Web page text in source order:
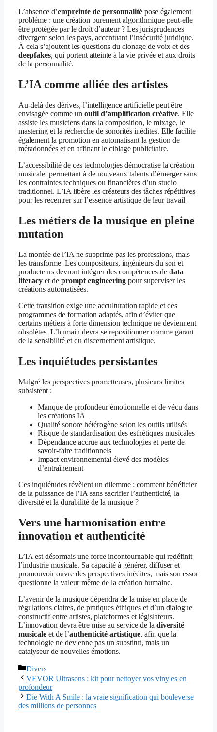
L’absence d’empreinte de personnalité pose également
problème : une création purement algorithmique peut-elle
être protégée par le droit d’auteur ? Les jurisprudences
divergent selon les pays, accentuant l’insécurité juridique.
À cela s’ajoutent les questions du clonage de voix et des
deepfakes, qui portent atteinte à la vie privée et aux droits
de la personnalité.
L’IA comme alliée des artistes
Au-delà des dérives, l’intelligence artificielle peut être
envisagée comme un outil d’amplification créative. Elle
assiste les musiciens dans la composition, le mixage, le
mastering et la recherche de sonorités inédites. Elle facilite
également la promotion en automatisant la gestion de
métadonnées et en affinant le ciblage publicitaire.
L’accessibilité de ces technologies démocratise la création
musicale, permettant à de nouveaux talents d’émerger sans
les contraintes techniques ou financières d’un studio
traditionnel. L’IA libère les créateurs des tâches répétitives
pour les recentrer sur l’essence artistique de leur travail.
Les métiers de la musique en pleine
mutation
La montée de l’IA ne supprime pas les professions, mais
les transforme. Les compositeurs, ingénieurs du son et
producteurs devront intégrer des compétences de data
literacy et de prompt engineering pour superviser les
créations automatisées.
Cette transition exige une acculturation rapide et des
programmes de formation adaptés, afin d’éviter que
certains métiers à forte dimension technique ne deviennent
obsolètes. L’humain devra se repositionner comme garant
de la sensibilité et du discernement artistique.
Les inquiétudes persistantes
Malgré les perspectives prometteuses, plusieurs limites
subsistent :
Manque de profondeur émotionnelle et de vécu dans
les créations IA
Qualité sonore hétérogène selon les outils utilisés
Risque de standardisation des esthétiques musicales
Dépendance accrue aux technologies et perte de
savoir-faire traditionnels
Impact environnemental élevé des modèles
d’entraînement
Ces inquiétudes révèlent un dilemme : comment bénéficier
de la puissance de l’IA sans sacrifier l’authenticité, la
diversité et la durabilité de la musique ?
Vers une harmonisation entre
innovation et authenticité
L’IA est désormais une force incontournable qui redéfinit
l’industrie musicale. Sa capacité à générer, diffuser et
promouvoir ouvre des perspectives inédites, mais son essor
questionne la valeur même de la création humaine.
L’avenir de la musique dépendra de la mise en place de
régulations claires, de pratiques éthiques et d’un dialogue
constructif entre artistes, plateformes et législateurs.
L’innovation devra être mise au service de la diversité
musicale et de l’authenticité artistique, afin que la
technologie ne devienne pas un substitut, mais un
catalyseur de nouvelles émotions.
Catégories
Divers
VEVOR Ultrasons : kit pour nettoyer vos vinyles en
profondeur
Die With A Smile : la vraie signification qui bouleverse
des millions de personnes